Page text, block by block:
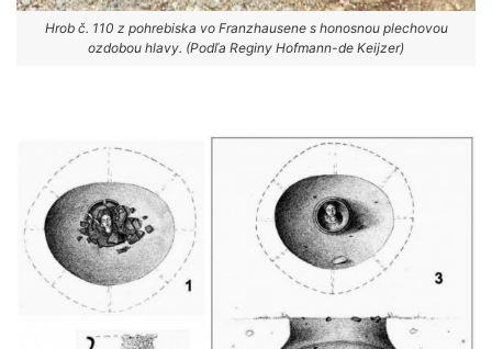
Hrob č. 110 z pohrebiska vo Franzhausene s honosnou plechovou
ozdobou hlavy. (Podľa Reginy Hofmann-de Keijzer)